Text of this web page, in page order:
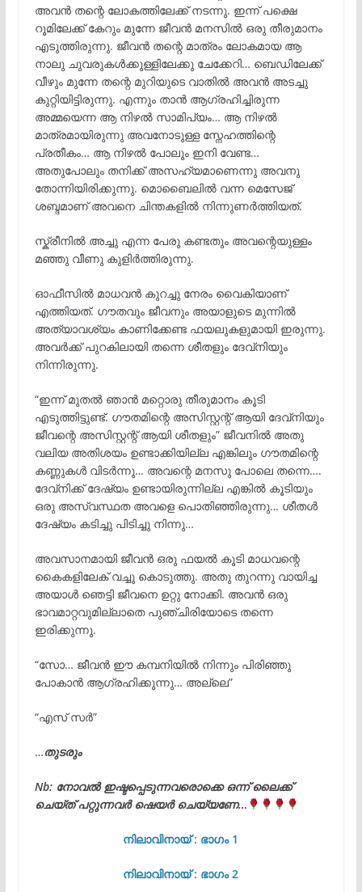
അവൻ തന്റെ ലോകത്തിലേക്ക് നടന്നു. ഇന്ന് പക്ഷെ
റൂമിലേക്ക് കേറും മുന്നേ ജീവൻ മനസിൽ ഒരു തീരുമാനം
എടുത്തിരുന്നു. ജീവൻ തന്റെ മാത്രം ലോകമായ ആ
നാലു ചുവരുകൾക്കുള്ളിലേക്കു ചേക്കേറി… ബെഡിലേക്ക്
വീഴും മുന്നേ തന്റെ മുറിയുടെ വാതിൽ അവൻ അടച്ചു
കുറ്റിയിട്ടിരുന്നു. എന്നും താൻ ആഗ്രഹിച്ചിരുന്ന
അമ്മയെന്ന ആ നിഴൽ സാമിപ്യം… ആ നിഴൽ
മാത്രമായിരുന്നു അവനോടുള്ള സ്നേഹത്തിന്റെ
പ്രതീകം… ആ നിഴൽ പോലും ഇനി വേണ്ട…
അതുപോലും തനിക്ക് അസഹ്യമാണെന്നു അവനു
തോന്നിയിരിക്കുന്നു. മൊബൈലിൽ വന്ന മെസേജ്
ശബ്ദമാണ് അവനെ ചിന്തകളിൽ നിന്നുണർത്തിയത്.
സ്ക്രീനിൽ അച്ചു എന്ന പേരു കണ്ടതും അവന്റെയുള്ളം
മഞ്ഞു വീണു കുളിർത്തിരുന്നു.
ഓഫീസിൽ മാധവൻ കുറച്ചു നേരം വൈകിയാണ്
എത്തിയത്. ഗൗതവും ജീവനും അയാളുടെ മുന്നിൽ
അത്യാവശ്യം കാണിക്കേണ്ട ഫയലുകളുമായി ഇരുന്നു.
അവർക്ക് പുറകിലായി തന്നെ ശീതളും ദേവ്നിയും
നിന്നിരുന്നു.
“ഇന്ന് മുതൽ ഞാൻ മറ്റൊരു തീരുമാനം കൂടി
എടുത്തിട്ടുണ്ട്. ഗൗതമിന്റെ അസിസ്റ്റന്റ് ആയി ദേവ്നിയും
ജീവന്റെ അസിസ്റ്റന്റ് ആയി ശീതളും” ജീവനിൽ അതു
വലിയ അതിശയം ഉണ്ടാക്കിയില്ല എങ്കിലും ഗൗതമിന്റെ
കണ്ണുകൾ വിടർന്നു… അവന്റെ മനസു പോലെ തന്നെ….
ദേവ്നിക്ക് ദേഷ്യം ഉണ്ടായിരുന്നില്ല എങ്കിൽ കൂടിയും
ഒരു അസ്വസ്ഥത അവളെ പൊതിഞ്ഞിരുന്നു… ശീതൾ
ദേഷ്യം കടിച്ചു പിടിച്ചു നിന്നു…
അവസാനമായി ജീവൻ ഒരു ഫയൽ കൂടി മാധവന്റെ
കൈകളിലേക് വച്ചു കൊടുത്തു. അതു തുറന്നു വായിച്ച
അയാൾ ഞെട്ടി ജീവനെ ഉറ്റു നോക്കി. അവൻ ഒരു
ഭാവമാറ്റവുമില്ലാതെ പുഞ്ചിരിയോടെ തന്നെ
ഇരിക്കുന്നു.
“സോ… ജീവൻ ഈ കമ്പനിയിൽ നിന്നും പിരിഞ്ഞു
പോകാൻ ആഗ്രഹിക്കുന്നു… അല്ലെ”
“എസ് സർ”
…തുടരും
Nb: നോവൽ ഇഷ്ടപ്പെടുന്നവരൊക്കെ ഒന്ന് ലൈക്ക്
ചെയ്ത് പറ്റുന്നവർ ഷെയർ ചെയ്യണേ…
നിലാവിനായ് : ഭാഗം 1
നിലാവിനായ് : ഭാഗം 2